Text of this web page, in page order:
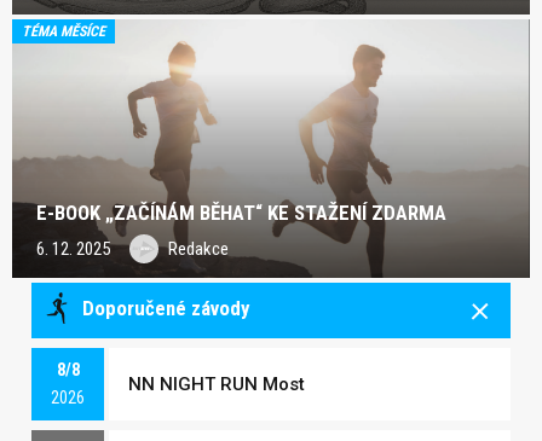
TÉMA MĚSÍCE
E-BOOK „ZAČÍNÁM BĚHAT“ KE STAŽENÍ ZDARMA
6. 12. 2025 Redakce
Doporučené závody
8/8
2026
NN NIGHT RUN Most